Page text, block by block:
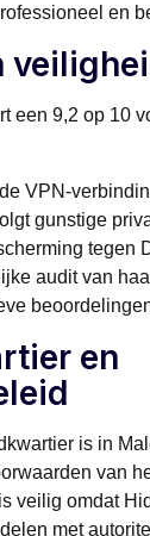
en
een 9,2 op 10
VPN-
gunstige
tegen
audit van
en
is in
van
veilig omdat
met